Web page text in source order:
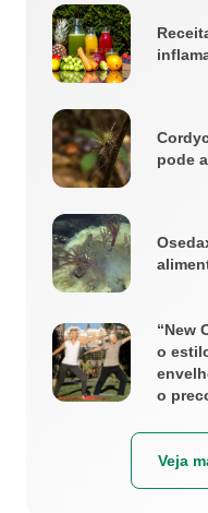
pode
“New
o
o
Veja